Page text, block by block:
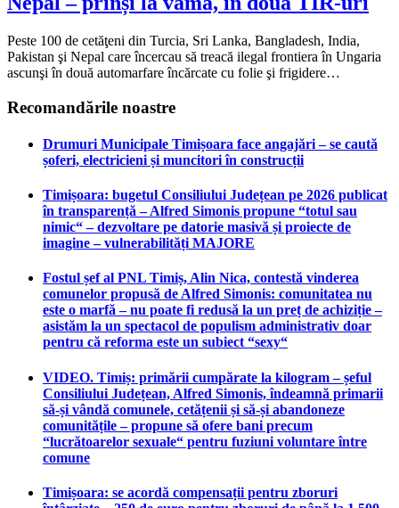
Peste 100 de cetăţeni din Turcia, Sri Lanka, Bangladesh, India,
Pakistan şi Nepal care încercau să treacă ilegal frontiera în Ungaria
ascunşi în două automarfare încărcate cu folie şi frigidere…
Recomandările noastre
Drumuri Municipale Timișoara face angajări – se caută
șoferi, electricieni și muncitori în construcții
Timișoara: bugetul Consiliului Județean pe 2026 publicat
în transparență – Alfred Simonis propune “totul sau
nimic“ – dezvoltare pe datorie masivă și proiecte de
imagine – vulnerabilități MAJORE
Fostul șef al PNL Timiș, Alin Nica, contestă vinderea
comunelor propusă de Alfred Simonis: comunitatea nu
este o marfă – nu poate fi redusă la un preț de achiziție –
asistăm la un spectacol de populism administrativ doar
pentru că reforma este un subiect “sexy“
VIDEO. Timiș: primării cumpărate la kilogram – șeful
Consiliului Județean, Alfred Simonis, îndeamnă primarii
să-și vândă comunele, cetățenii și să-și abandoneze
comunitățile – propune să ofere bani precum
“lucrătoarelor sexuale“ pentru fuziuni voluntare între
comune
Timișoara: se acordă compensații pentru zboruri